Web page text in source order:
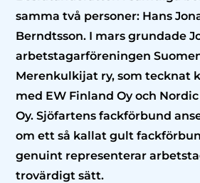
samma två personer: Hans
Berndtsson. I mars grundade
arbetstagarföreningen
Merenkulkijat ry, som tecknat
med EW Finland Oy och
Oy. Sjöfartens fackförbund
om ett så kallat gult
genuint representerar
trovärdigt sätt.